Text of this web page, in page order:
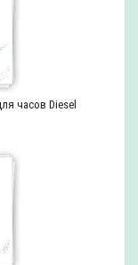
часов Diesel